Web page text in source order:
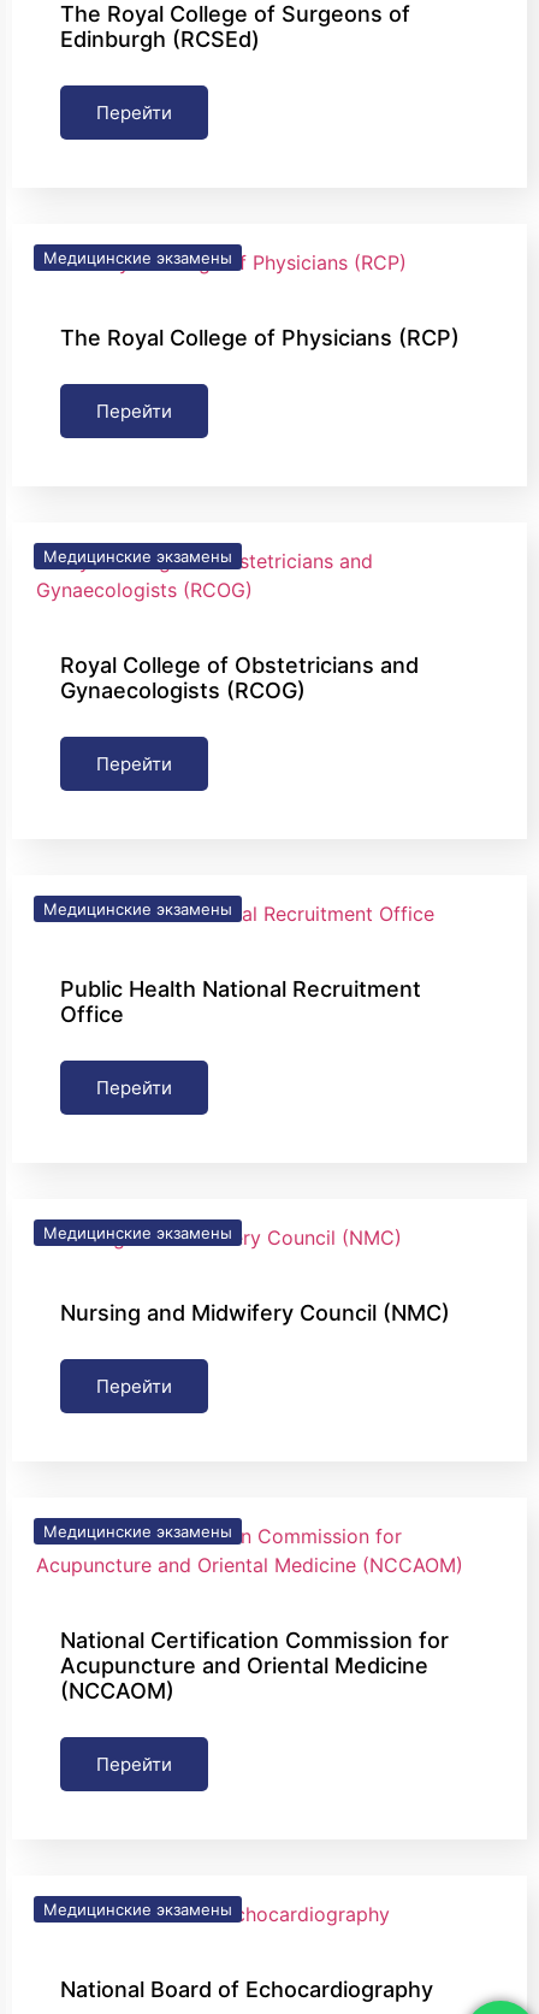
The Royal College of Surgeons of
Edinburgh (RCSEd)
Перейти
Медицинские экзамены
The Royal College of Physicians (RCP)
Перейти
Медицинские экзамены
Royal College of Obstetricians and
Gynaecologists (RCOG)
Перейти
Медицинские экзамены
Public Health National Recruitment
Office
Перейти
Медицинские экзамены
Nursing and Midwifery Council (NMC)
Перейти
Медицинские экзамены
National Certification Commission for
Acupuncture and Oriental Medicine
(NCCAOM)
Перейти
Медицинские экзамены
National Board of Echocardiography